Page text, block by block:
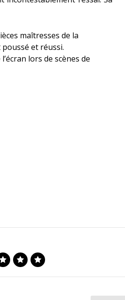
maîtresses de la
et réussi.
lors de scènes de